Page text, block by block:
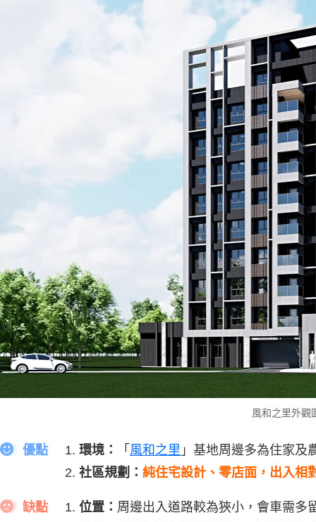
風和之里外觀
優點 環境： 「 風和之里 」基地周邊多為住家及
社區規劃： 純住宅設計、零店面，出入相
缺點 位置： 周邊出入道路較為狹小，會車需多